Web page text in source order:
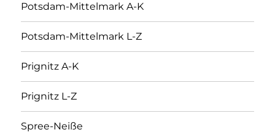
Potsdam-Mittelmark A-K
Potsdam-Mittelmark L-Z
Prignitz A-K
Prignitz L-Z
Spree-Neiße